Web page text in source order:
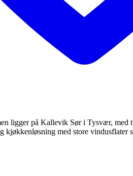
ligger på Kallevik Sør i Tysvær, med
med store vindusflater